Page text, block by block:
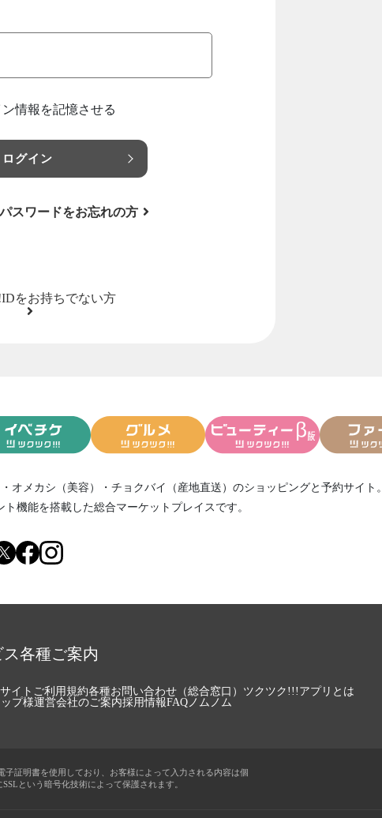
ン情報を記憶させる
ログイン
スワードをお忘れの方
をお持ちでない方
・ オメカシ（美容） ・ チョクバイ（産地直送） のショッピングと予約サイト。
ト機能を搭載した総合マーケットプレイスです。
各種ご案内
サイトご利用規約各種お問い合わせ（総合窓口） ツクツク!!!アプリとは
プ様運営会社のご案内採用情報FAQノムノム
子証明書を使用しており、お客様によって入力される内容は個
という暗号化技術によって保護されます。